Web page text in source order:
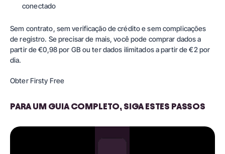
conectado
Sem contrato, sem verificação de crédito e sem complicações
de registro. Se precisar de mais, você pode comprar dados a
partir de €0,98 por GB ou ter dados ilimitados a partir de €2 por
dia.
Obter Firsty Free
PARA UM GUIA COMPLETO, SIGA ESTES PASSOS